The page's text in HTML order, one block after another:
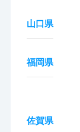
山口県
福岡県
佐賀県